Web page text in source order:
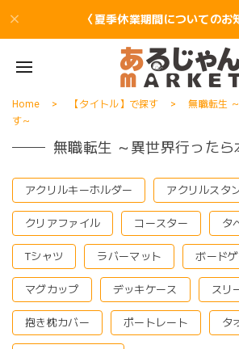
〈夏季休業期間についてのお
Home 【タイトル】で探す
無職転生
す～
無職転生 ～異世界行ったら
アクリルキーホルダー アクリルスタ
クリアファイル コースター タ
Tシャツ ラバーマット ボード
マグカップ デッキケース スリ
抱き枕カバー ポートレート タ